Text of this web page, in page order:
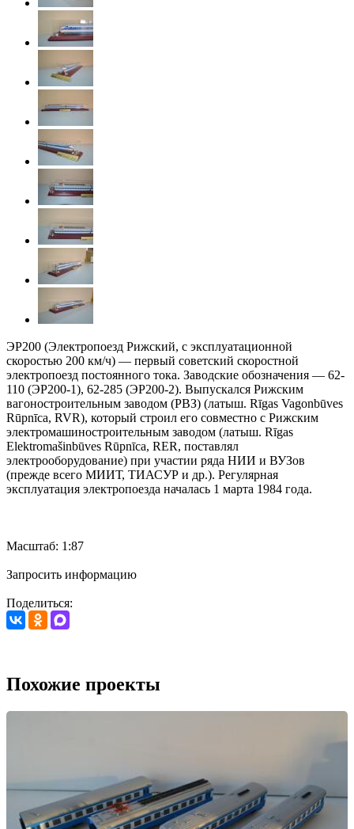
ЭР200 (Электропоезд Рижский, с эксплуатационной
скоростью 200 км/ч) — первый советский скоростной
электропоезд постоянного тока. Заводские обозначения — 62-
110 (ЭР200-1), 62-285 (ЭР200-2). Выпускался Рижским
вагоностроительным заводом (РВЗ) (латыш. Rīgas Vagonbūves
Rūpnīca, RVR), который строил его совместно с Рижским
электромашиностроительным заводом (латыш. Rīgas
Elektromašinbūves Rūpnīca, RER, поставлял
электрооборудование) при участии ряда НИИ и ВУЗов
(прежде всего МИИТ, ТИАСУР и др.). Регулярная
эксплуатация электропоезда началась 1 марта 1984 года.
Масштаб: 1:87
Запросить информацию
Поделиться:
Похожие проекты